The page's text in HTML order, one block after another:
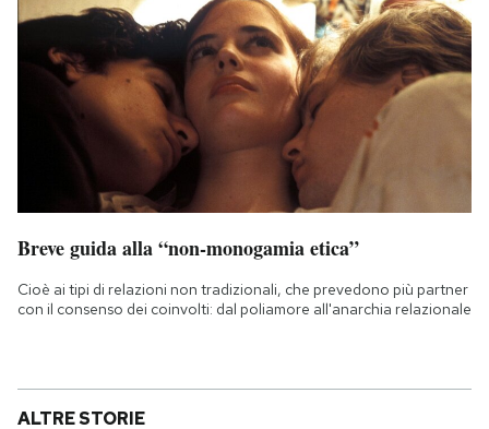
Breve guida alla “non-monogamia etica”
Cioè ai tipi di relazioni non tradizionali, che prevedono più partner
con il consenso dei coinvolti: dal poliamore all'anarchia relazionale
ALTRE STORIE